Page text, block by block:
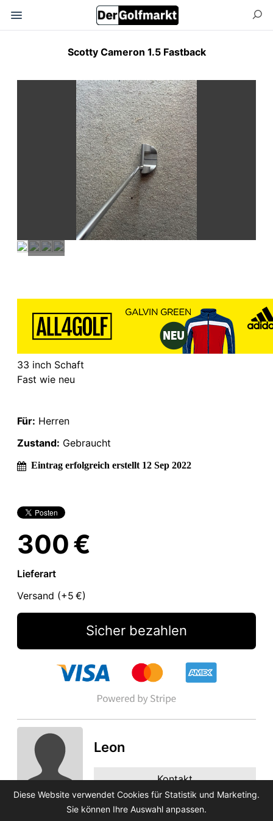
Scotty Cameron 1.5 Fastback
33 inch Schaft
Fast wie neu
Für: Herren
Zustand: Gebraucht
Eintrag erfolgreich erstellt 12 Sep 2022
300 €
Lieferart
Versand (+5 €)
Sicher bezahlen
Leon
Kontakt
Diese Website verwendet Cookies für Statistik und Marketing.
Sie können Ihre Auswahl anpassen.